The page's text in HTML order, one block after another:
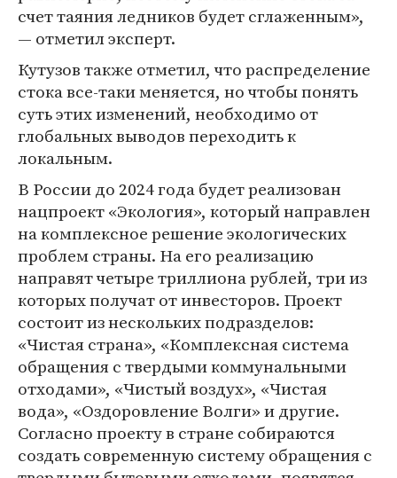
счет таяния ледников будет сглаженным»,
— отметил эксперт.
Кутузов также отметил, что распределение
стока все-таки меняется, но чтобы понять
суть этих изменений, необходимо от
глобальных выводов переходить к
локальным.
В России до 2024 года будет реализован
нацпроект «Экология», который направлен
на комплексное решение экологических
проблем страны. На его реализацию
направят четыре триллиона рублей, три из
которых получат от инвесторов. Проект
состоит из нескольких подразделов:
«Чистая страна», «Комплексная система
обращения с твердыми коммунальными
отходами», «Чистый воздух», «Чистая
вода», «Оздоровление Волги» и другие.
Согласно проекту в стране собираются
создать современную систему обращения с